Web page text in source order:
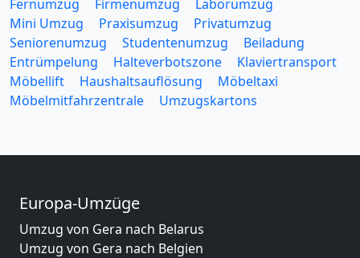
Fernumzug
Firmenumzug
Laborumzug
Mini Umzug
Praxisumzug
Privatumzug
Seniorenumzug
Studentenumzug
Beiladung
Entrümpelung
Halteverbotszone
Klaviertransport
Möbellift
Haushaltsauflösung
Möbeltaxi
Möbelmitfahrzentrale
Umzugskartons
Europa-Umzüge
Umzug von Gera nach Belarus
Umzug von Gera nach Belgien